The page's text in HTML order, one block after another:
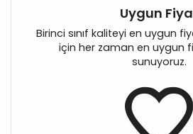
Uygun
Birinci sınıf kaliteyi en uygun
için her zaman en uygun
sunuyoruz.